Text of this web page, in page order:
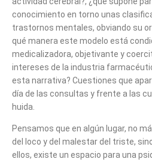
conocimiento en torno unas
trastornos mentales, obviando su
qué manera este modelo está
medicalizadora, objetivante y
intereses de la industria
esta narrativa? Cuestiones que
día de las consultas y frente a las
huida.
Pensamos que en algún lugar, no
del loco y del malestar del triste,
ellos, existe un espacio para una